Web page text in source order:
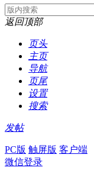
返回顶部
页头
主页
导航
页尾
设置
搜索
发帖
PC版 触屏版 客户端
微信登录